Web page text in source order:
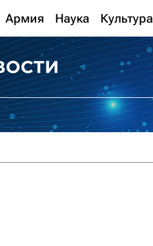
Армия Наука Культура